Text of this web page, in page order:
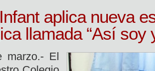
aplica nueva
llamada “Así soy
marzo.- El